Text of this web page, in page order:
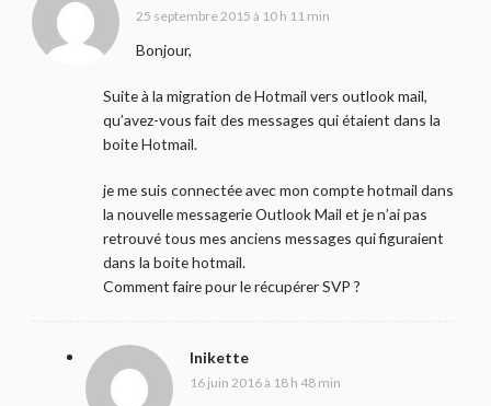
25 septembre 2015 à 10 h 11 min
Bonjour,
Suite à la migration de Hotmail vers outlook mail,
qu’avez-vous fait des messages qui étaient dans la
boite Hotmail.
je me suis connectée avec mon compte hotmail dans
la nouvelle messagerie Outlook Mail et je n’ai pas
retrouvé tous mes anciens messages qui figuraient
dans la boite hotmail.
Comment faire pour le récupérer SVP ?
Inikette
16 juin 2016 à 18 h 48 min